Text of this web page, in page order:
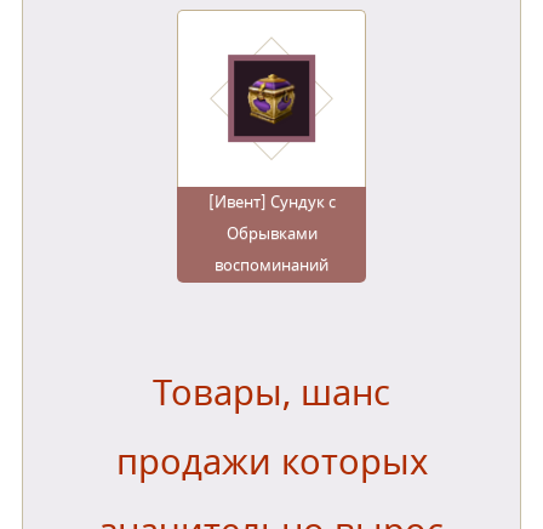
[Ивент] Сундук с
Обрывками
воспоминаний
Товары, шанс
продажи которых